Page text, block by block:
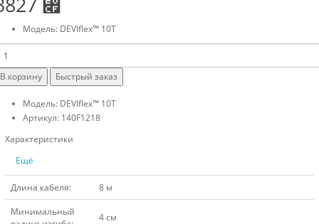
Модель: DEVIflex™ 10T
В корзину Быстрый заказ
Модель: DEVIflex™ 10T
Артикул: 140F1218
Характеристики
Ещё
Длина кабеля:
8 м
Минимальный
4 см